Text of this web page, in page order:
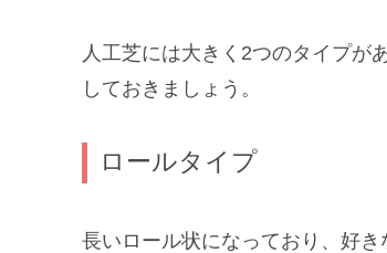
人工芝には大きく2つのタイプが
しておきましょう。
ロールタイプ
長いロール状になっており、好